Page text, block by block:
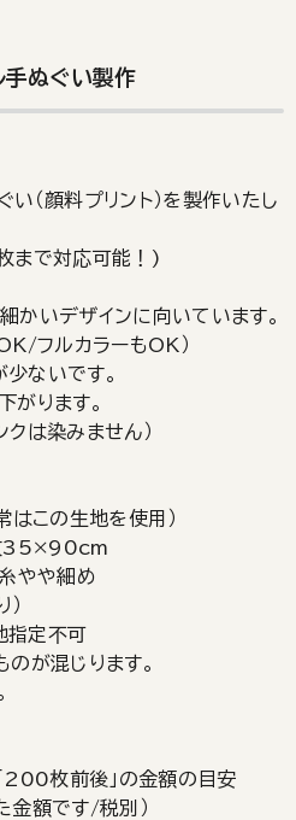
手ぬぐい製作
（顔料プリント）を製作いたし
まで対応可能！)
かいデザインに向いています。
フルカラーもOK）
少ないです。
がります。
クは染みません）
この生地を使用）
35×90cm
糸やや細め
指定不可
のが混じります。
200枚前後」の金額の目安
金額です/税別）